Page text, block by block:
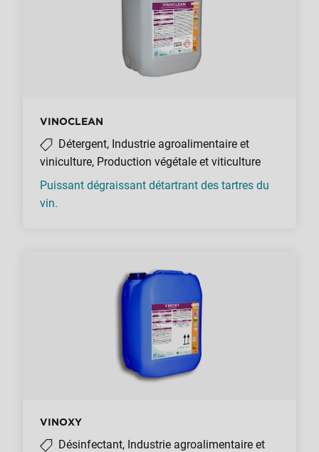
VINOCLEAN
Détergent, Industrie agroalimentaire et
viniculture, Production végétale et viticulture
Puissant dégraissant détartrant des tartres du
vin.
VINOXY
Désinfectant, Industrie agroalimentaire et